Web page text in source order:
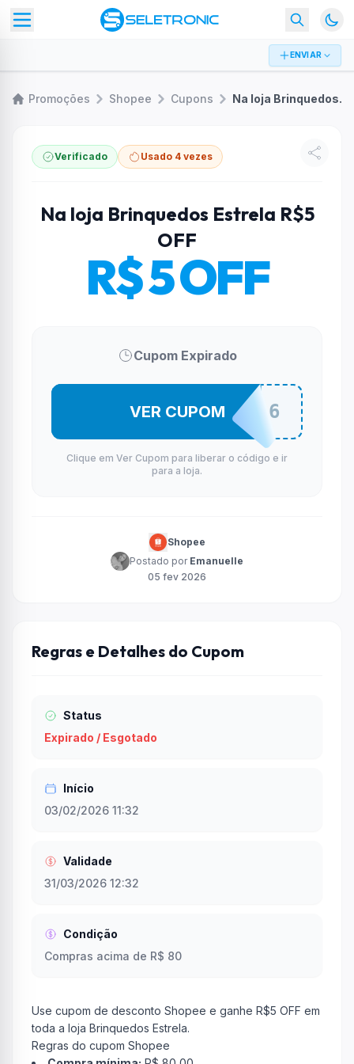
ENVIAR
Promoções Shopee Cupons Na loja Brinquedos Estrela R$5 OFF
Verificado Usado 4 vezes
Na loja Brinquedos Estrela R$5
OFF
R$ 5 OFF
Cupom Expirado
BRINQ126
VER CUPOM
Clique em Ver Cupom para liberar o código e ir
para a loja.
Shopee
Postado por Emanuelle
05 fev 2026
Regras e Detalhes do Cupom
Status
Expirado / Esgotado
Início
03/02/2026 11:32
Validade
31/03/2026 12:32
Condição
Compras acima de R$ 80
Use cupom de desconto Shopee e ganhe R$5 OFF em
toda a loja Brinquedos Estrela.
Regras do cupom Shopee